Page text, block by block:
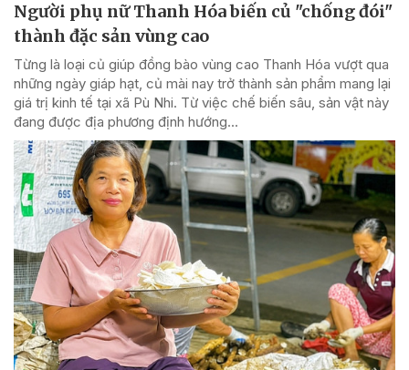
Người phụ nữ Thanh Hóa biến củ "chống đói"
thành đặc sản vùng cao
Từng là loại củ giúp đồng bào vùng cao Thanh Hóa vượt qua
những ngày giáp hạt, củ mài nay trở thành sản phẩm mang lại
giá trị kinh tế tại xã Pù Nhi. Từ việc chế biến sâu, sản vật này
đang được địa phương định hướng...